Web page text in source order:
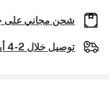
شحن مجاني على
توصيل خلال 2-4 أيام عمل